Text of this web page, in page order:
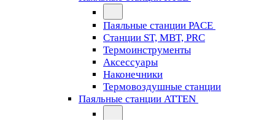
Паяльные станции PACE
Станции ST, MBT, PRC
Термоинструменты
Аксессуары
Наконечники
Термовоздушные станции
Паяльные станции ATTEN